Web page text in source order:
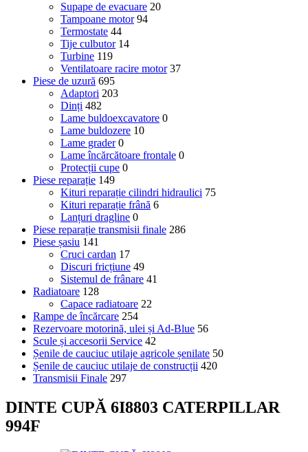
Supape de evacuare 20
Tampoane motor 94
Termostate 44
Tije culbutor 14
Turbine 119
Ventilatoare racire motor 37
Piese de uzură 695
Adaptori 203
Dinți 482
Lame buldoexcavatore 0
Lame buldozere 10
Lame grader 0
Lame încărcătoare frontale 0
Protecții cupe 0
Piese reparație 149
Kituri reparație cilindri hidraulici 75
Kituri reparație frână 6
Lanțuri dragline 0
Piese reparație transmisii finale 286
Piese șasiu 141
Cruci cardan 17
Discuri fricțiune 49
Sistemul de frânare 41
Radiatoare 128
Capace radiatoare 22
Rampe de încărcare 254
Rezervoare motorină, ulei și Ad-Blue 56
Scule și accesorii Service 42
Șenile de cauciuc utilaje agricole șenilate 50
Șenile de cauciuc utilaje de construcții 420
Transmisii Finale 297
DINTE CUPĂ 6I8803 CATERPILLAR
994F